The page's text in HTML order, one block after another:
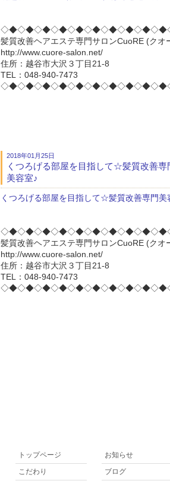
髪質改善ヘアエステ専門サロンCuoRE (クオ
http://www.cuore-salon.net/
住所：越谷市大沢３丁目21-8
TEL：048-940-7473
2018年01月25日
くつろげる部屋を目指して☆髪質改善
美容室♪
くつろげる部屋を目指して☆髪質改善専門
髪質改善ヘアエステ専門サロンCuoRE (クオ
http://www.cuore-salon.net/
住所：越谷市大沢３丁目21-8
TEL：048-940-7473
トップページ
こだわり
お知らせ
ブログ